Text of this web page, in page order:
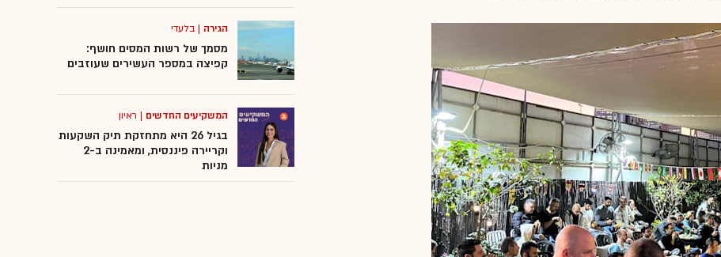
הגירה |בלעדי
מסמך של רשות המסים חושף:
קפיצה במספר העשירים שעוזבים
המשקיעים החדשים | ראיון
בגיל 26 היא מתחזקת תיק השקעות
וקריירה פיננסית, ומאמינה ב-2
מניות